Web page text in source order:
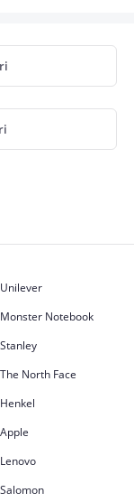
Unilever
Monster Notebook
Stanley
The North Face
Henkel
Apple
Lenovo
Salomon